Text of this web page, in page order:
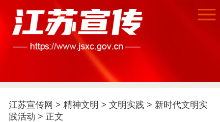
首页
江苏宣传网 > 精神文明 > 文明实践 > 新时代文明实
践活动 > 正文